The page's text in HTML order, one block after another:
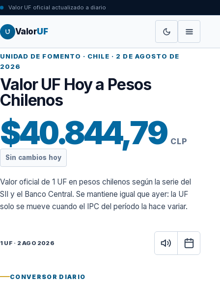
Valor UF oficial actualizado a diario
ValorUF
UNIDAD DE FOMENTO · CHILE · 2 DE AGOSTO DE
2026
Valor UF Hoy a Pesos
Chilenos
$40.844,79 CLP
Sin cambios hoy
Valor oficial de 1 UF en pesos chilenos según la serie del
SII y el Banco Central. Se mantiene igual que ayer: la UF
solo se mueve cuando el IPC del período la hace variar.
1 UF · 2 AGO 2026
CONVERSOR DIARIO